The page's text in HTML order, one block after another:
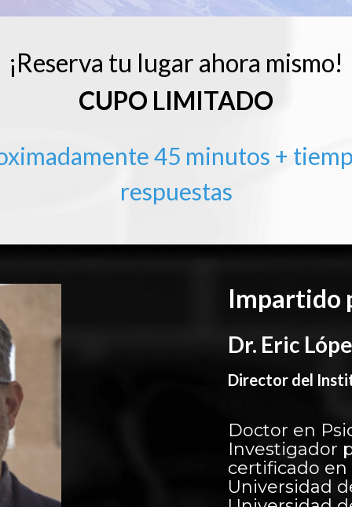
¡Reserva tu lugar ahora mismo!
CUPO LIMITADO
45 minutos +
respuestas
Impartido
Dr. Eric
Director del
Doctor en
Investigador
certificado en
Universidad